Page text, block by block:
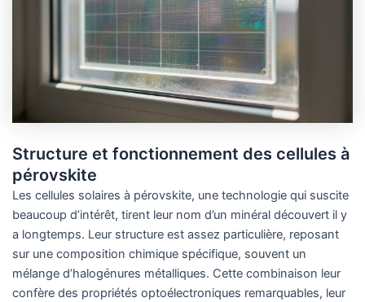
Structure et fonctionnement des cellules à
pérovskite
Les cellules solaires à pérovskite, une technologie qui suscite
beaucoup d’intérêt, tirent leur nom d’un minéral découvert il y
a longtemps. Leur structure est assez particulière, reposant
sur une composition chimique spécifique, souvent un
mélange d’halogénures métalliques. Cette combinaison leur
confère des propriétés optoélectroniques remarquables, leur